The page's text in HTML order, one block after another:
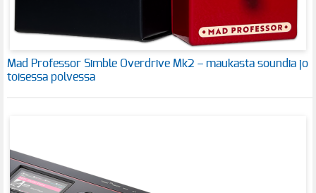
Mad Professor Simble Overdrive Mk2 – maukasta soundia jo
toisessa polvessa